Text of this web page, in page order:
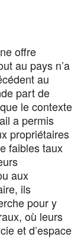
offre
au pays n’a
au
part de
le contexte
a permis
propriétaires
faibles taux
aux
ils
pour y
où leurs
et d’espace